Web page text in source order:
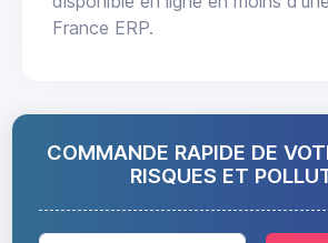
France ERP.
COMMANDE RAPIDE DE
RISQUES ET